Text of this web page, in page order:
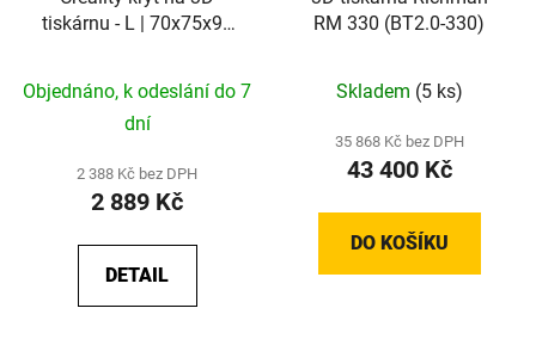
tiskárnu - L | 70x75x90
Objednáno, k odeslání do 7
dní
2 388 Kč bez DPH
2 889 Kč
DETAIL
RM 330 (BT2.0-330)
Skladem (5 ks)
35 868 Kč bez DPH
43 400 Kč
DO KOŠÍKU